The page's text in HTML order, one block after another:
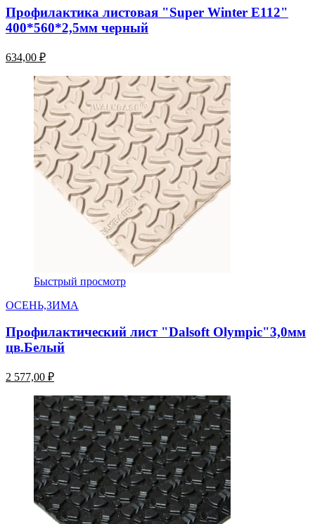
Профилактика листовая "Super Winter E112"
400*560*2,5мм черный
634,00 ₽
Быстрый просмотр
ОСЕНЬ,ЗИМА
Профилактический лист "Dalsoft Olympic"3,0мм
цв.Белый
2 577,00 ₽